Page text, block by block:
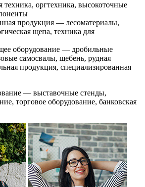
техника, оргтехника, высокоточные
продукция — лесоматериалы,
щепа, техника для
оборудование — дробильные
самосвалы, щебень, рудная
продукция, специализированная
— выставочные стенды,
торговое оборудование, банковская